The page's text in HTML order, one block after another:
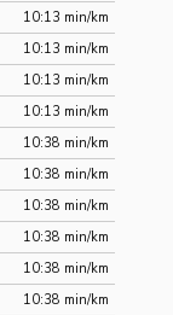
10:13 min/km
10:13 min/km
10:13 min/km
10:13 min/km
10:38 min/km
10:38 min/km
10:38 min/km
10:38 min/km
10:38 min/km
10:38 min/km